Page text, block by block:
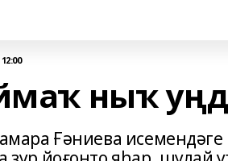
ныҡ
Ғәниева